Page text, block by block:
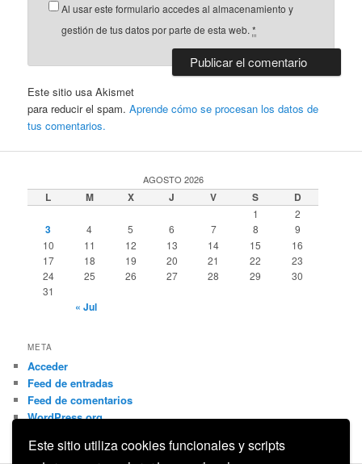
Este sitio utiliza cookies funcionales y scripts
Al usar este formulario accedes al almacenamiento y
gestión de tus datos por parte de esta web.*
Este sitio usa Akismet
para reducir el spam.Aprende cómo se procesan los datos de
tus comentarios.
AGOSTO 2026
L M X J V S D
1 2
3 4 5 6 7 8
9
10
11 12 13 14 15
16
17
18 19 20 21 22
23
24
25 26 27 28 29
30
31
« Jul
META
Acceder
Feed de entradas
Feed de comentarios
WordPress.org